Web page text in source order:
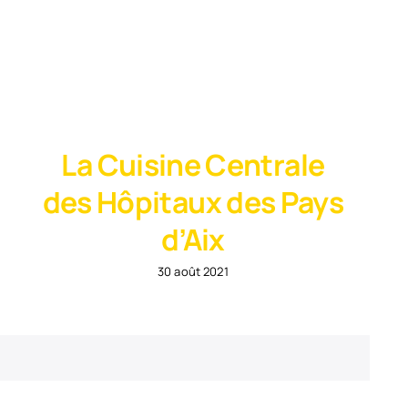
La Cuisine Centrale
des Hôpitaux des Pays
d’Aix
30 août 2021